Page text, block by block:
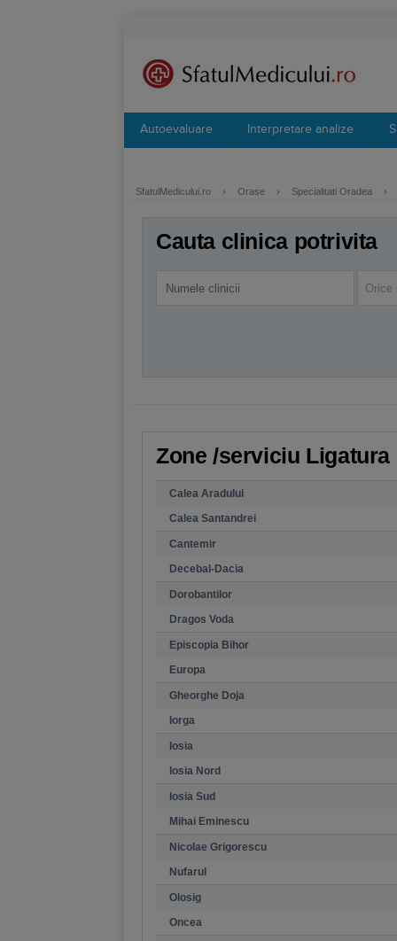
Autoevaluare Interpretare analize
SfatulMedicului.ro › Orase › Specialitati Oradea ›
Cauta clinica potrivita
Orice
Zone /serviciu
Calea Aradului
Calea Santandrei
Cantemir
Decebal-Dacia
Dorobantilor
Dragos Voda
Episcopia Bihor
Europa
Gheorghe Doja
Iorga
Iosia
Iosia Nord
Iosia Sud
Mihai Eminescu
Nicolae Grigorescu
Nufarul
Olosig
Oncea